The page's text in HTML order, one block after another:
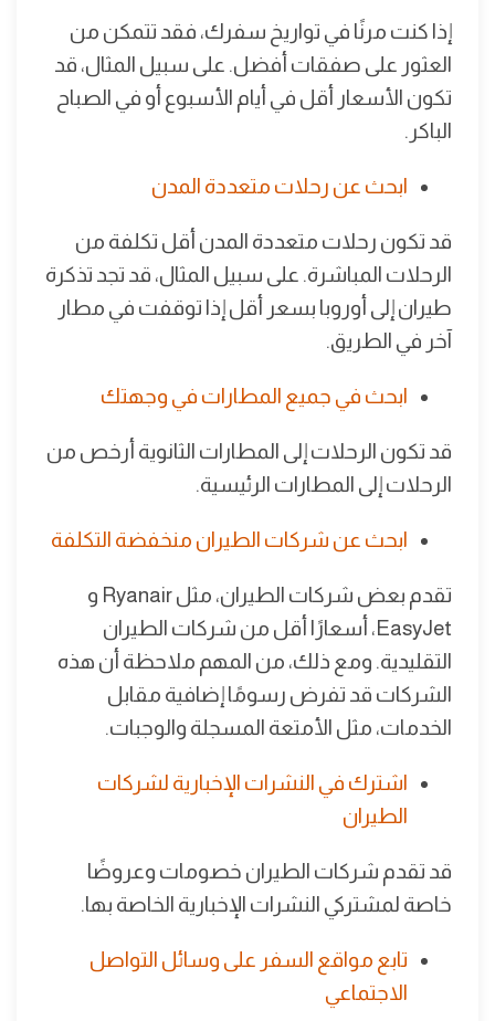
إذا كنت مرنًا في تواريخ سفرك، فقد تتمكن من
العثور على صفقات أفضل. على سبيل المثال، قد
تكون الأسعار أقل في أيام الأسبوع أو في الصباح
الباكر.
ابحث عن رحلات متعددة المدن
قد تكون رحلات متعددة المدن أقل تكلفة من
الرحلات المباشرة. على سبيل المثال، قد تجد تذكرة
طيران إلى أوروبا بسعر أقل إذا توقفت في مطار
آخر في الطريق.
ابحث في جميع المطارات في وجهتك
قد تكون الرحلات إلى المطارات الثانوية أرخص من
الرحلات إلى المطارات الرئيسية.
ابحث عن شركات الطيران منخفضة التكلفة
تقدم بعض شركات الطيران، مثل Ryanair و
EasyJet، أسعارًا أقل من شركات الطيران
التقليدية. ومع ذلك، من المهم ملاحظة أن هذه
الشركات قد تفرض رسومًا إضافية مقابل
الخدمات، مثل الأمتعة المسجلة والوجبات.
اشترك في النشرات الإخبارية لشركات
الطيران
قد تقدم شركات الطيران خصومات وعروضًا
خاصة لمشتركي النشرات الإخبارية الخاصة بها.
تابع مواقع السفر على وسائل التواصل
الاجتماعي